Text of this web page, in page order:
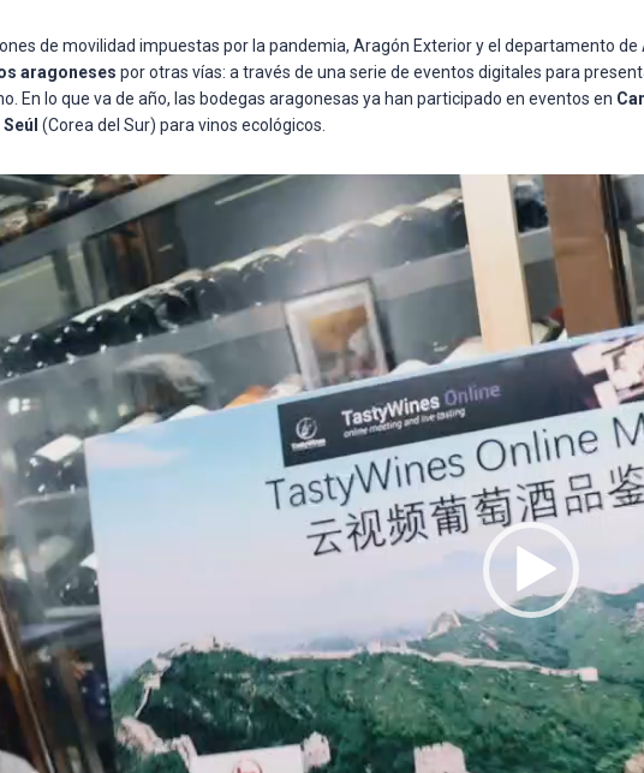
de movilidad impuestas por la pandemia, Aragón Exterior y el departamento
aragoneses por otras vías: a través de una serie de eventos digitales para
En lo que va de año, las bodegas aragonesas ya han participado en eventos en
Seúl (Corea del Sur) para vinos ecológicos.